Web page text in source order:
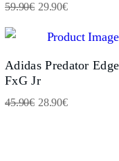
59.90€ 29.90€
Adidas Predator
FxG Jr
45.90€ 28.90€